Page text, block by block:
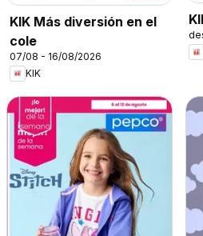
KIK Más diversión en el
cole
07/08 - 16/08/2026
KIK